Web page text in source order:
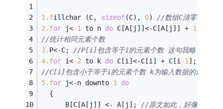
1.fillchar (C, sizeof(C), 0) //数组C清零
2.for j<-1 to n do C[A[j]]<-C[A[j]] + 1
//统计相同元素个数
3. P<-C; //P[i]包含等于i的元素个数 这句我略了
4.for i<-2 to k do C[i]<-C[i] + C[i -1 ];
//C[i]包含小于等于i的元素个数 k为输入数据的最大值,
5.for j<-n downto 1
do
  {
      B[C[A[j]] <- A[j];
//原文如此，好像少